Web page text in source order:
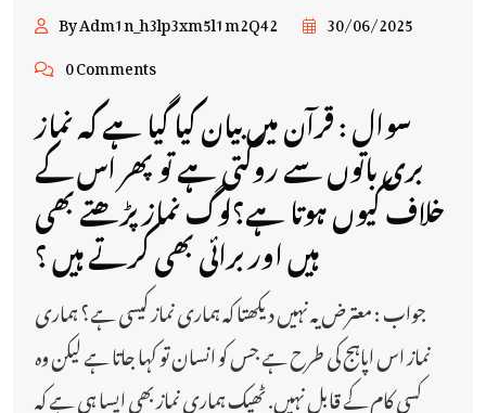
By Adm1n_h3lp3xm5l1m2Q42
30/06/2025
0 Comments
سوال : قرآن میں بیان کیا گیا ہے کہ نماز
بری باتوں سے روکتی ہے تو پھر اس کے
خلاف کیوں ہوتا ہے؟لوگ نماز پڑھتے بھی
ہیں اور برائی بھی کرتے ہیں ؟
جواب : معترض یہ نہیں دیکھتا کہ ہماری نماز کیسی ہے؟ ہماری
نماز اس اپاہج کی طرح ہے جس کو انسان تو کہا جاتا ہے لیکن وہ
کسی کام کے قابل نہیں. ٹھیک ہماری نماز بھی ایسا ہی ہے کہ